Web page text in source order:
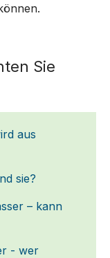
Sie
aus
sie?
– kann
- wer